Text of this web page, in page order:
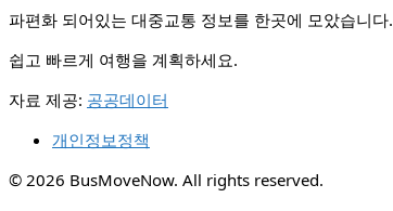
파편화 되어있는 대중교통 정보를 한곳에 모았습니다.
쉽고 빠르게 여행을 계획하세요.
자료 제공: 공공데이터
개인정보정책
© 2026 BusMoveNow. All rights reserved.